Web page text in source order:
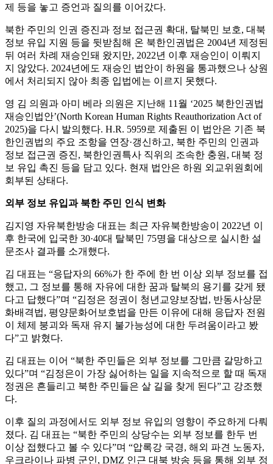
제 등을 놓고 증언과 질의를 이어갔다.
북한 주민의 인권 증진과 정보 접근권 확대, 탈북민 보호, 대북
정보 유입 지원 등을 뒷받침해 온 북한인권법은 2004년 제정된
뒤 여러 차례 재승인돼 왔지만, 2022년 이후 재승인이 이뤄지
지 않았다. 2024년에도 재승인 법안이 하원을 통과했으나 상원
에서 처리되지 않아 최종 입법에는 이르지 못했다.
영 김 의원과 아미 베라 의원은 지난해 11월 ‘2025 북한인권법
재승인법안’(North Korean Human Rights Reauthorization Act of
2025)을 다시 발의했다. H.R. 5959로 제출된 이 법안은 기존 북
한인권법의 주요 조항을 연장·갱신하고, 북한 주민의 인권과
정보 접근권 증진, 북한인권특사 직위의 조속한 충원, 대북 정
보 유입 촉진 등을 담고 있다. 현재 법안은 하원 외교위원회에
회부된 상태다.
외부 정보 유입과 북한 주민 인식 변화
김지영 자유북한방송 대표는 최근 자유북한방송이 2022년 이
후 한국에 입국한 30·40대 탈북민 75명을 대상으로 실시한 설
문조사 결과를 소개했다.
김 대표는 “응답자의 66%가 한 주에 한 번 이상 외부 정보를 접
했고, 그 정보를 통해 자유에 대한 꿈과 탈북의 용기를 갖게 됐
다고 답했다”며 “김정은 정권이 청년교양보장법, 반동사상문
화배격법, 평양문화어보호법을 만든 이유에 대해 응답자 전원
이 체제 붕괴와 독재 유지 불가능성에 대한 두려움이라고 봤
다”고 밝혔다.
김 대표는 이어 “북한 주민들은 외부 정보를 그만큼 갈망하고
있다”며 “김정은이 가장 싫어하는 일을 지속적으로 할 때 독재
정권은 흔들리고 북한 주민들은 살 길을 찾게 된다”고 강조했
다.
이후 질의 과정에서도 외부 정보 유입의 영향이 주요하게 다뤄
졌다. 김 대표는 “북한 주민의 상당수는 외부 정보를 한두 번
이상 접했다고 볼 수 있다”며 “압록강 국경, 해외 파견 노동자,
우크라이나 파병 군인, DMZ 인근 대북 방송 등을 통해 외부 정